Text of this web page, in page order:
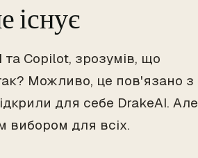
існує
Copilot, зрозумів, що
Можливо, це пов'язано з
для себе DrakeAI. Але
вибором для всіх.